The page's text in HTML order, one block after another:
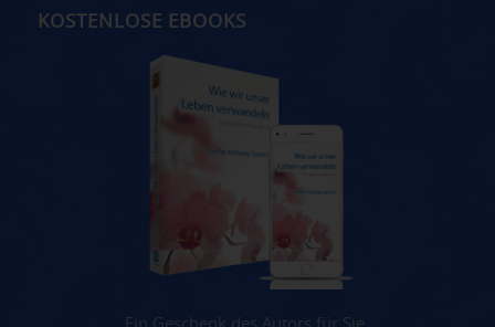
KOSTENLOSE EBOOKS